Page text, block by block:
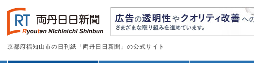
京都府福知山市の日刊紙「両丹日日新聞」の公式サイト